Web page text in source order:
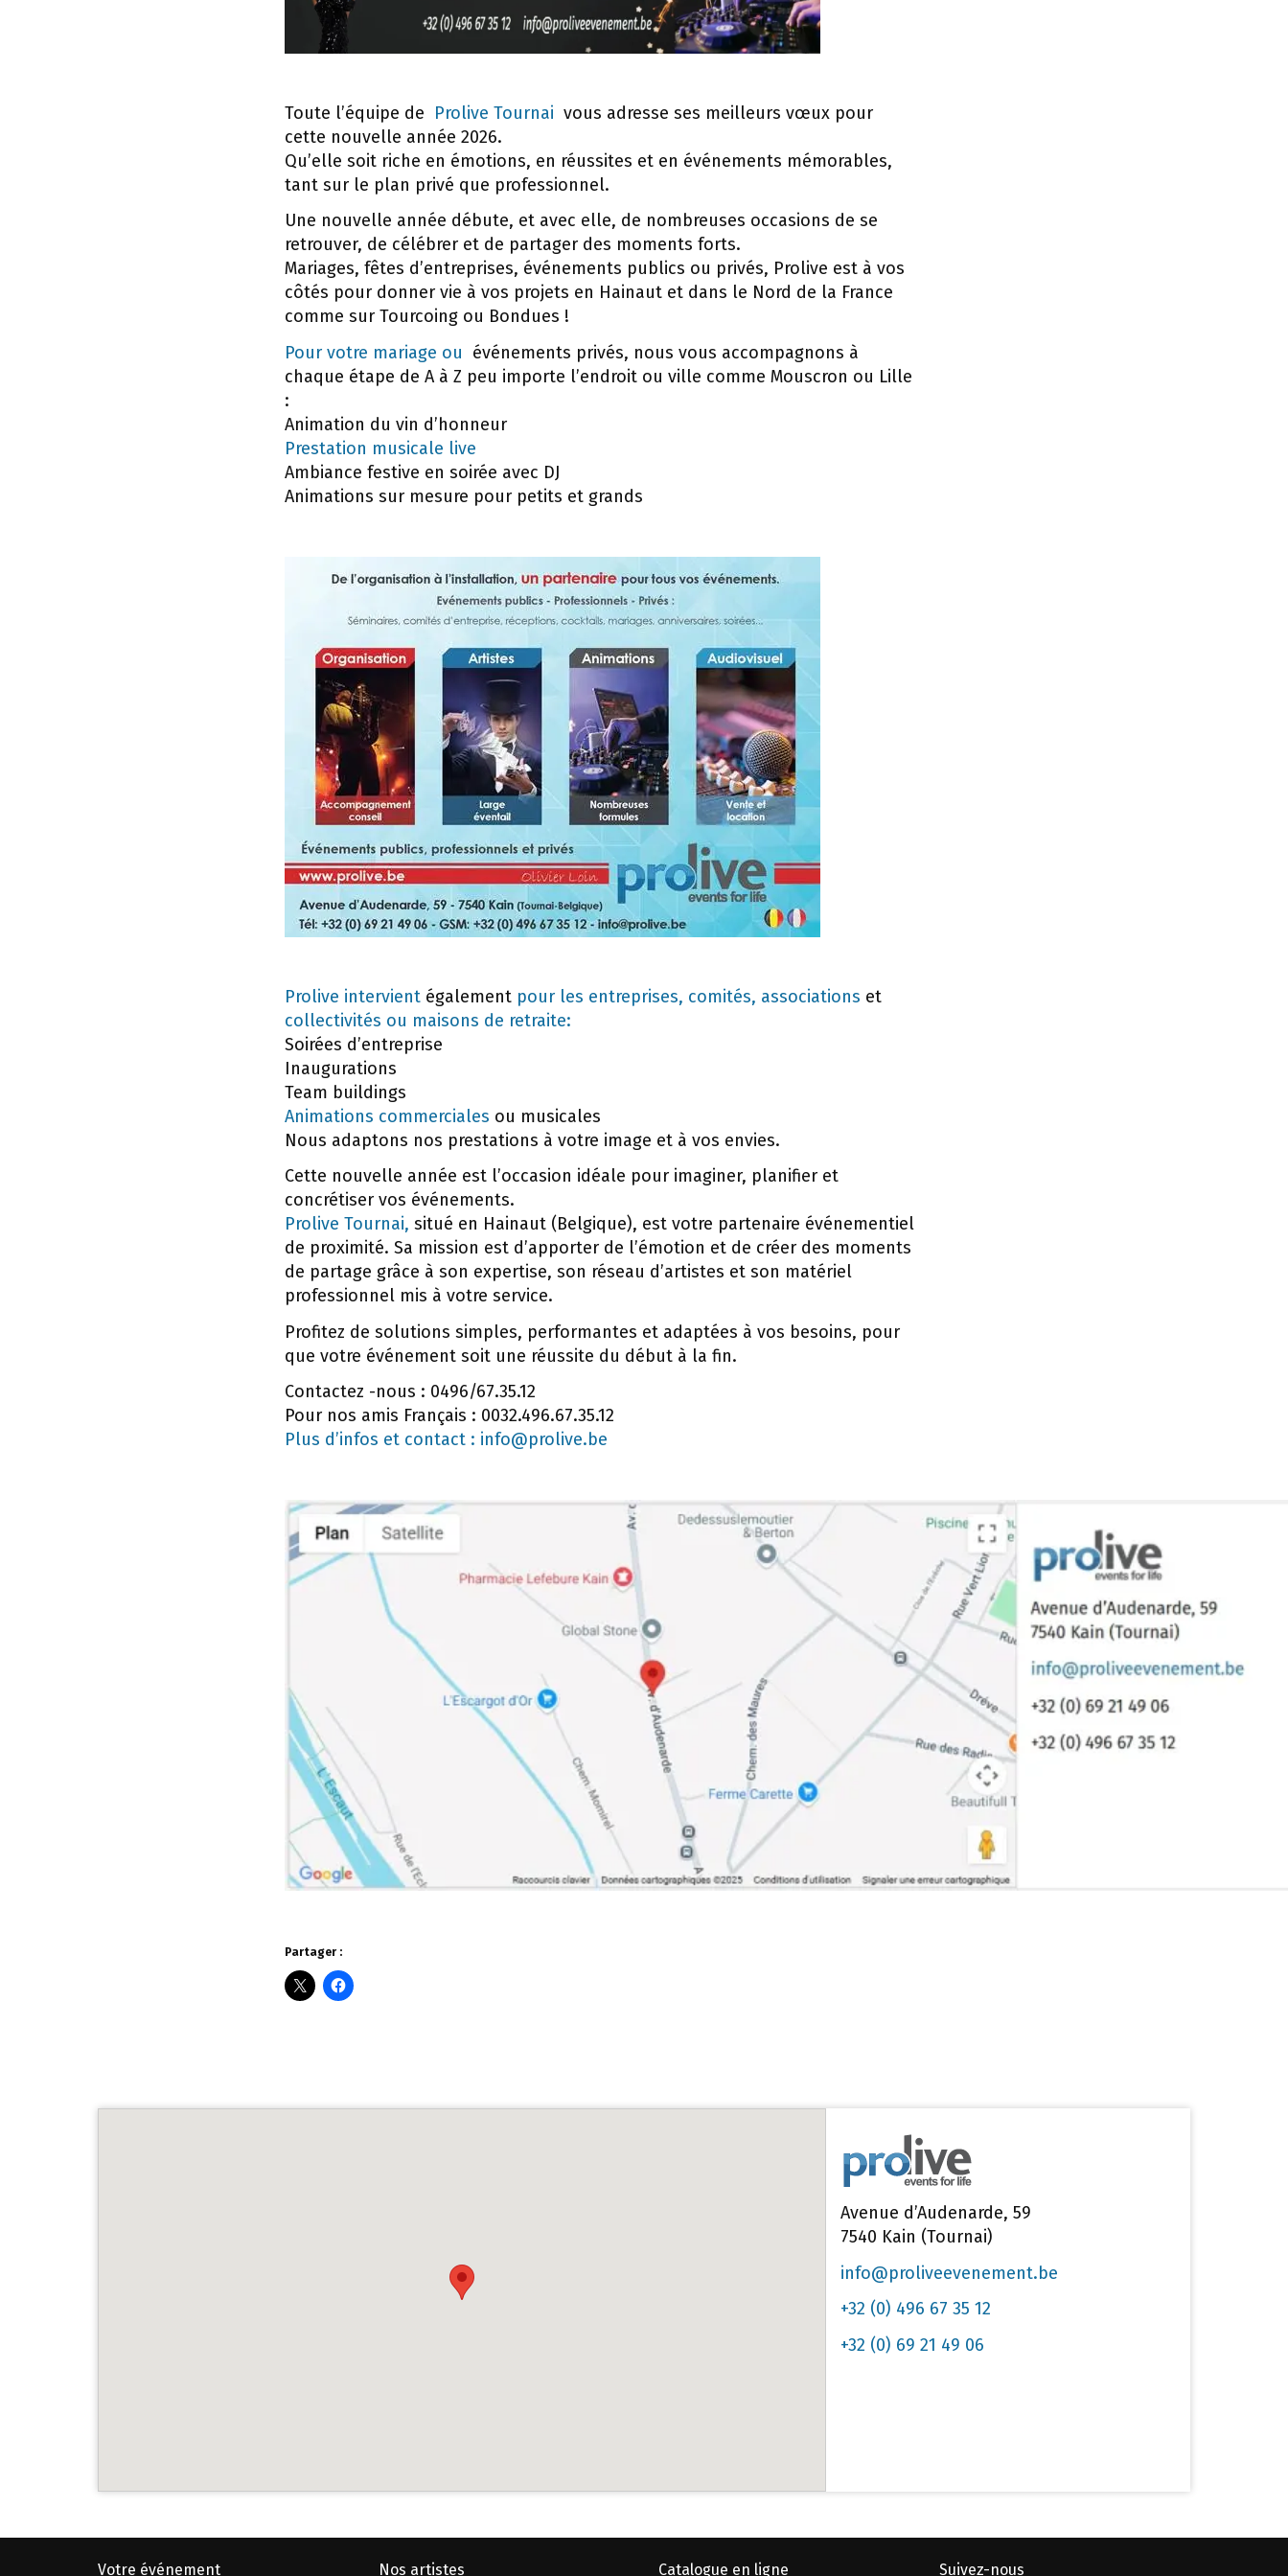
Toute l’équipe de Prolive Tournai vous adresse ses meilleurs vœux pour
cette nouvelle année 2026.
Qu’elle soit riche en émotions, en réussites et en événements mémorables,
tant sur le plan privé que professionnel.
Une nouvelle année débute, et avec elle, de nombreuses occasions de se
retrouver, de célébrer et de partager des moments forts.
Mariages, fêtes d’entreprises, événements publics ou privés, Prolive est à vos
côtés pour donner vie à vos projets en Hainaut et dans le Nord de la France
comme sur Tourcoing ou Bondues !
Pour votre mariage ou événements privés, nous vous accompagnons à
chaque étape de A à Z peu importe l’endroit ou ville comme Mouscron ou Lille
:
Animation du vin d’honneur
Prestation musicale live
Ambiance festive en soirée avec DJ
Animations sur mesure pour petits et grands
Prolive intervient également pour les entreprises, comités, associations et
collectivités ou maisons de retraite:
Soirées d’entreprise
Inaugurations
Team buildings
Animations commerciales ou musicales
Nous adaptons nos prestations à votre image et à vos envies.
Cette nouvelle année est l’occasion idéale pour imaginer, planifier et
concrétiser vos événements.
Prolive Tournai, situé en Hainaut (Belgique), est votre partenaire événementiel
de proximité. Sa mission est d’apporter de l’émotion et de créer des moments
de partage grâce à son expertise, son réseau d’artistes et son matériel
professionnel mis à votre service.
Profitez de solutions simples, performantes et adaptées à vos besoins, pour
que votre événement soit une réussite du début à la fin.
Contactez -nous : 0496/67.35.12
Pour nos amis Français : 0032.496.67.35.12
Plus d’infos et contact : info@prolive.be
Partager :
Avenue d’Audenarde, 59
7540 Kain (Tournai)
info@proliveevenement.be
+32 (0) 496 67 35 12
+32 (0) 69 21 49 06
Votre événement Nos artistes Catalogue en ligne Suivez-nous